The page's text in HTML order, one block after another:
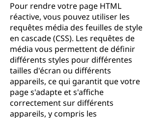
Pour rendre votre page HTML
réactive, vous pouvez utiliser les
requêtes média des feuilles de style
en cascade (CSS). Les requêtes de
média vous permettent de définir
différents styles pour différentes
tailles d'écran ou différents
appareils, ce qui garantit que votre
page s'adapte et s'affiche
correctement sur différents
appareils, y compris les